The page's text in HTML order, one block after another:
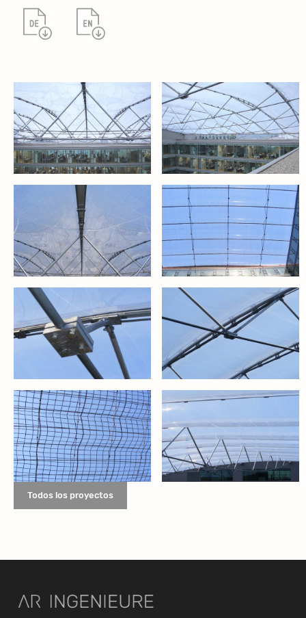
Todos los proyectos